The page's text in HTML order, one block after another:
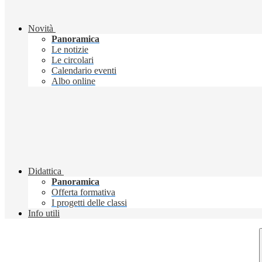
Novità
Panoramica
Le notizie
Le circolari
Calendario eventi
Albo online
Didattica
Panoramica
Offerta formativa
I progetti delle classi
Info utili